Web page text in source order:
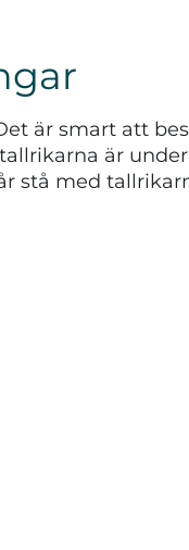
är smart att
är under
stå med